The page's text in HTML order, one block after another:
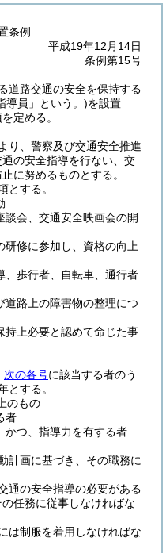
条例
平成19年12月14日
条例第15号
道路交通の安全を保持する
導員」という。)を設置
定める。
り、警察及び交通安全推進
の安全指導を行ない、交
に努めるものとする。
とする。
会、交通安全映画会の開
研修に参加し、資格の向上
、歩行者、自転車、通行者
道路上の障害物の整理につ
持上必要と認めて命じた事
次の各号に該当する者のう
とする。
のもの
者
かつ、指導力を有する者
計画に基づき、その職務に
通の安全指導の必要がある
任務に従事しなければな
は制服を着用しなければな